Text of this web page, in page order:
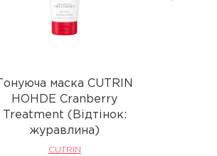
Тонуюча маска CUTRIN
HOHDE Cranberry
Treatment (Відтінок:
журавлина)
CUTRIN